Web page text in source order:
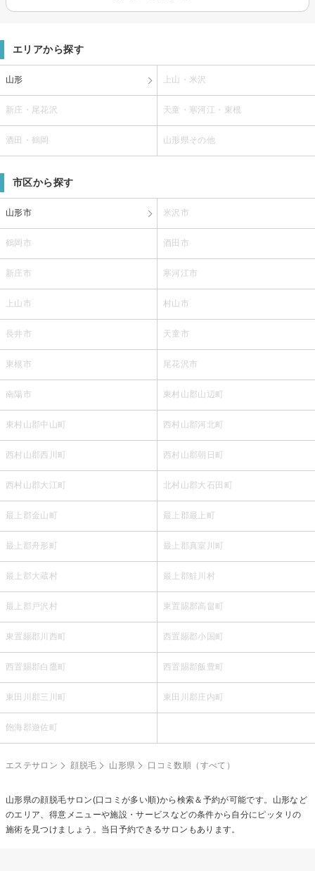
エリアから探す
山形 上山・米沢
新庄・尾花沢 天童・寒河江・東根
酒田・鶴岡 山形県その他
市区から探す
山形市 米沢市
鶴岡市 酒田市
新庄市 寒河江市
上山市 村山市
長井市 天童市
東根市 尾花沢市
南陽市 東村山郡山辺町
東村山郡中山町 西村山郡河北町
西村山郡西川町 西村山郡朝日町
西村山郡大江町 北村山郡大石田町
最上郡金山町 最上郡最上町
最上郡舟形町 最上郡真室川町
最上郡大蔵村 最上郡鮭川村
最上郡戸沢村 東置賜郡高畠町
東置賜郡川西町 西置賜郡小国町
西置賜郡白鷹町 西置賜郡飯豊町
東田川郡三川町 東田川郡庄内町
飽海郡遊佐町
エステサロン 顔脱毛 山形県 口コミ数順（すべて）
山形県の顔脱毛サロン(口コミが多い順)から検索＆予約が可能です。山形など
のエリア、得意メニューや施設・サービスなどの条件から自分にピッタリの
施術を見つけましょう。当日予約できるサロンもあります。